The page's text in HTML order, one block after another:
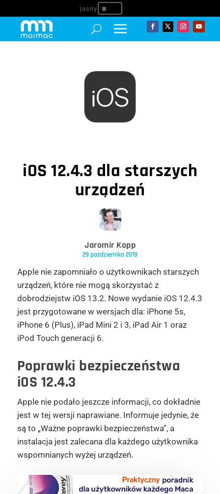
^
iOS 12.4.3 dla starszych
urządzeń
Jaromir Kopp
29 października 2019
Apple nie zapomniało o użytkownikach starszych
urządzeń, które nie mogą skorzystać z
dobrodziejstw iOS 13.2. Nowe wydanie iOS 12.4.3
jest przygotowane w wersjach dla: iPhone 5s,
iPhone 6 (Plus), iPad Mini 2 i 3, iPad Air 1 oraz
iPod Touch generacji 6.
Poprawki bezpieczeństwa
iOS 12.4.3
Apple nie podało jeszcze informacji, co dokładnie
jest w tej wersji naprawiane. Informuje jedynie, że
są to „Ważne poprawki bezpieczeństwa”, a
instalacja jest zalecana dla każdego użytkownika
wspomnianych wyżej urządzeń.